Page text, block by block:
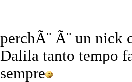
perchÃ¨ Ã¨ un
Dalila tanto tempo
sempre